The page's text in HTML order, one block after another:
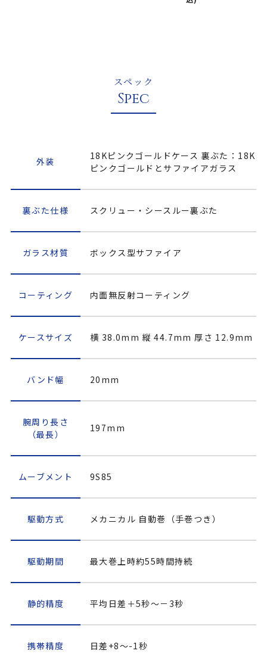
スペック
Spec
外装
18Kピンクゴールドケース 裏ぶた：18K
ピンクゴールドとサファイアガラス
裏ぶた仕様 スクリュー・シースルー裏ぶた
ガラス材質 ボックス型サファイア
コーティング 内面無反射コーティング
ケースサイズ 横 38.0mm 縦 44.7mm 厚さ 12.9mm
バンド幅 20mm
腕周り長さ
（最長）
197mm
ムーブメント 9S85
駆動方式 メカニカル 自動巻（手巻つき）
駆動期間 最大巻上時約55時間持続
静的精度 平均日差＋5秒～－3秒
携帯精度 日差+8～-1秒